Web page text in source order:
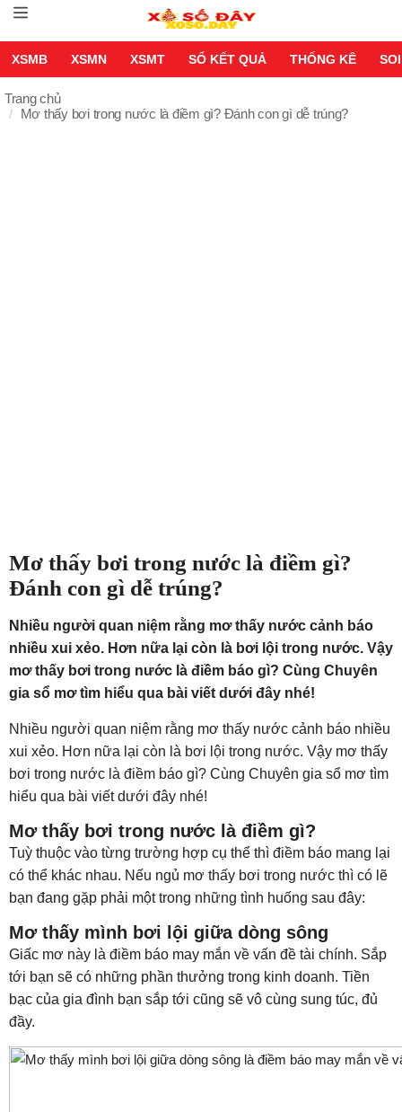
XSMB XSMN XSMT SỔ KẾT QUẢ THỐNG KÊ
Trang chủ
Mơ thấy bơi trong nước là điềm gì? Đánh con gì dễ trúng?
Mơ thấy bơi trong nước là điềm gì?
Đánh con gì dễ trúng?
Nhiều người quan niệm rằng mơ thấy nước cảnh báo
nhiều xui xẻo. Hơn nữa lại còn là bơi lội trong nước. Vậy
mơ thấy bơi trong nước là điềm báo gì? Cùng Chuyên
gia sổ mơ tìm hiểu qua bài viết dưới đây nhé!
Nhiều người quan niệm rằng mơ thấy nước cảnh báo nhiều
xui xẻo. Hơn nữa lại còn là bơi lội trong nước. Vậy mơ thấy
bơi trong nước là điềm báo gì? Cùng Chuyên gia sổ mơ tìm
hiểu qua bài viết dưới đây nhé!
Mơ thấy bơi trong nước là điềm gì?
Tuỳ thuộc vào từng trường hợp cụ thể thì điềm báo mang lại
có thể khác nhau. Nếu ngủ mơ thấy bơi trong nước thì có lẽ
bạn đang gặp phải một trong những tình huống sau đây:
Mơ thấy mình bơi lội giữa dòng sông
Giấc mơ này là điềm báo may mắn về vấn đề tài chính. Sắp
tới bạn sẽ có những phần thưởng trong kinh doanh. Tiền
bạc của gia đình bạn sắp tới cũng sẽ vô cùng sung túc, đủ
đầy.